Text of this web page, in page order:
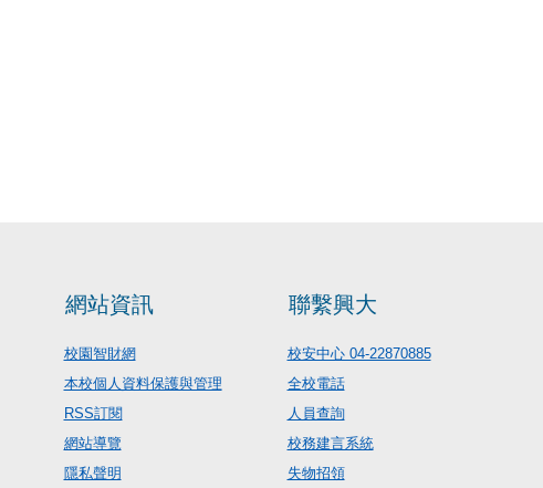
網站資訊
校園智財網
本校個人資料保護與管理
RSS訂閱
網站導覽
隱私聲明
聯繫興大
校安中心 04-22870885
全校電話
人員查詢
校務建言系統
失物招領